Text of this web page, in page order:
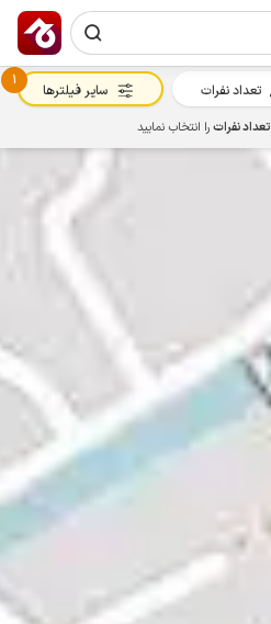
تعداد نفرات
1
سایر فیلترها
تعداد نفراترا انتخاب نمایید